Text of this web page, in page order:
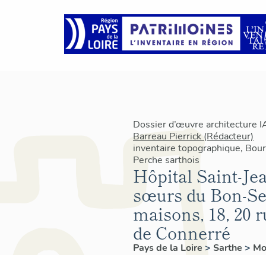
Dossier d’œuvre architecture
Barreau Pierrick (Rédacteur)
inventaire topographique,
Perche sarthois
Hôpital Saint-
sœurs du Bon-
maisons, 18, 20
de Connerré
Pays de la Loire > Sarthe >